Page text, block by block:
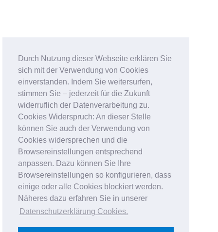
Durch Nutzung dieser Webseite erklären Sie
sich mit der Verwendung von Cookies
einverstanden. Indem Sie weitersurfen,
stimmen Sie – jederzeit für die Zukunft
widerruflich der Datenverarbeitung zu.
Cookies Widerspruch: An dieser Stelle
können Sie auch der Verwendung von
Cookies widersprechen und die
Browsereinstellungen entsprechend
anpassen. Dazu können Sie Ihre
Browsereinstellungen so konfigurieren, dass
einige oder alle Cookies blockiert werden.
Näheres dazu erfahren Sie in unserer
Datenschutzerklärung Cookies.